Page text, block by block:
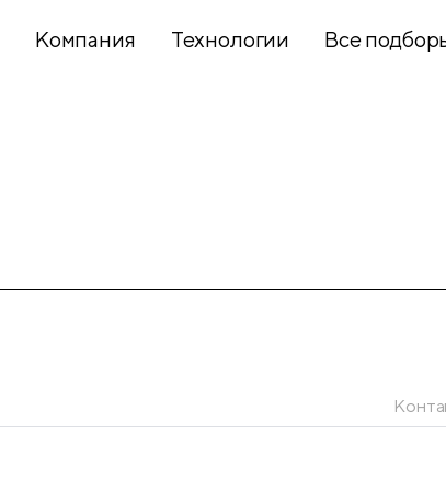
оборудование
Компания Технологии Все